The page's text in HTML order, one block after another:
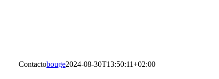
Contactobouge2024-08-30T13:50:11+02:00